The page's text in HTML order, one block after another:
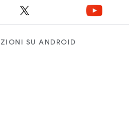
SU ANDROID